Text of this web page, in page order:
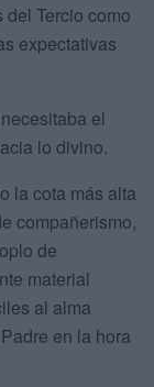
Tercio como
expectativas
el
lo divino.
la cota más alta
compañerismo,
de
material
al alma
en la hora